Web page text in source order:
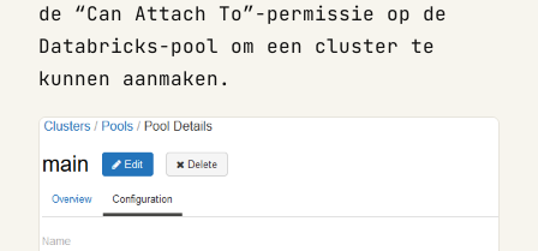
de “Can Attach To”-permissie op de
Databricks-pool om een cluster te
kunnen aanmaken.